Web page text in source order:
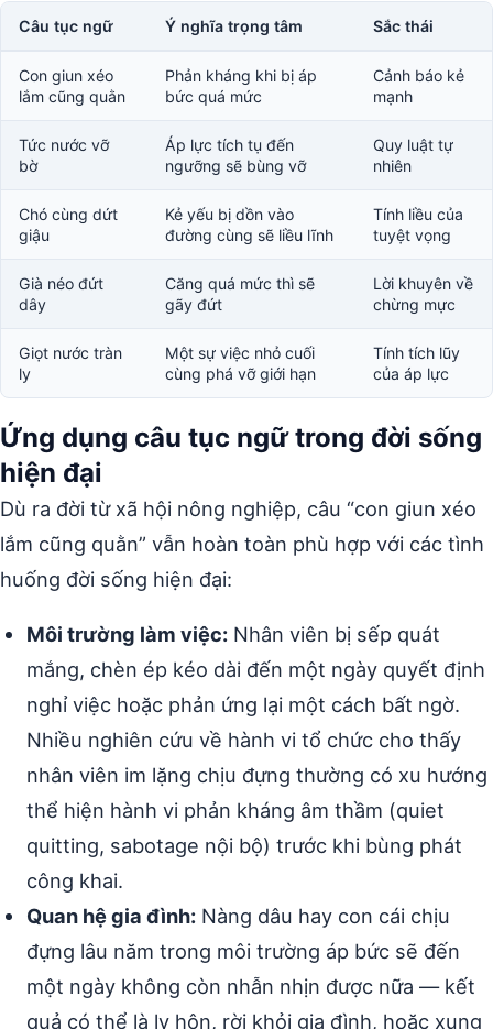
Câu tục ngữ Ý nghĩa trọng tâm Sắc thái
Con giun xéo
lắm cũng quằn
Phản kháng khi bị áp
bức quá mức
Cảnh báo kẻ
mạnh
Tức nước vỡ
bờ
Áp lực tích tụ đến
ngưỡng sẽ bùng vỡ
Quy luật tự
nhiên
Chó cùng dứt
giậu
Kẻ yếu bị dồn vào
đường cùng sẽ liều lĩnh
Tính liều của
tuyệt vọng
Già néo đứt
dây
Căng quá mức thì sẽ
gãy đứt
Lời khuyên về
chừng mực
Giọt nước tràn
ly
Một sự việc nhỏ cuối
cùng phá vỡ giới hạn
Tính tích lũy
của áp lực
Ứng dụng câu tục ngữ trong đời sống
hiện đại
Dù ra đời từ xã hội nông nghiệp, câu “con giun xéo
lắm cũng quằn” vẫn hoàn toàn phù hợp với các tình
huống đời sống hiện đại:
Môi trường làm việc: Nhân viên bị sếp quát
mắng, chèn ép kéo dài đến một ngày quyết định
nghỉ việc hoặc phản ứng lại một cách bất ngờ.
Nhiều nghiên cứu về hành vi tổ chức cho thấy
nhân viên im lặng chịu đựng thường có xu hướng
thể hiện hành vi phản kháng âm thầm (quiet
quitting, sabotage nội bộ) trước khi bùng phát
công khai.
Quan hệ gia đình: Nàng dâu hay con cái chịu
đựng lâu năm trong môi trường áp bức sẽ đến
một ngày không còn nhẫn nhịn được nữa — kết
quả có thể là ly hôn, rời khỏi gia đình, hoặc xung